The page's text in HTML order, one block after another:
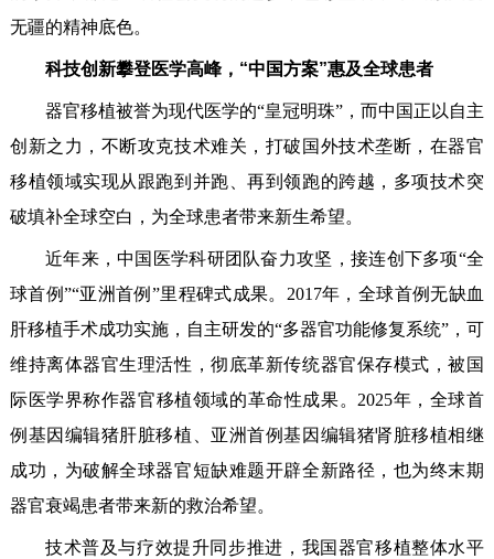
无疆的精神底色。
科技创新攀登医学高峰，“中国方案”惠及全球患者
器官移植被誉为现代医学的“皇冠明珠”，而中国正以自主
创新之力，不断攻克技术难关，打破国外技术垄断，在器官
移植领域实现从跟跑到并跑、再到领跑的跨越，多项技术突
破填补全球空白，为全球患者带来新生希望。
近年来，中国医学科研团队奋力攻坚，接连创下多项“全
球首例”“亚洲首例”里程碑式成果。2017年，全球首例无缺血
肝移植手术成功实施，自主研发的“多器官功能修复系统”，可
维持离体器官生理活性，彻底革新传统器官保存模式，被国
际医学界称作器官移植领域的革命性成果。2025年，全球首
例基因编辑猪肝脏移植、亚洲首例基因编辑猪肾脏移植相继
成功，为破解全球器官短缺难题开辟全新路径，也为终末期
器官衰竭患者带来新的救治希望。
技术普及与疗效提升同步推进，我国器官移植整体水平